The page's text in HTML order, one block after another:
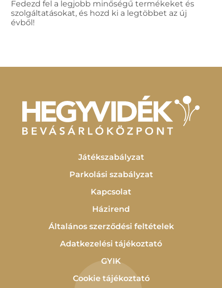
Fedezd fel a legjobb minőségű termékeket és
szolgáltatásokat, és hozd ki a legtöbbet az új
évből!
Játékszabályzat
Parkolási szabályzat
Kapcsolat
Házirend
Általános szerződési feltételek
Adatkezelési tájékoztató
GYIK
Cookie tájékoztató